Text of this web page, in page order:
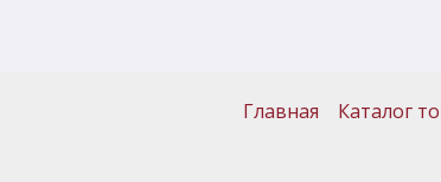
Главная Каталог